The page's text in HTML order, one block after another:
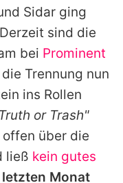
Sidar ging
sind die
bei Prominent
Trennung nun
ins Rollen
or Trash"
über die
ließ kein gutes
Monat